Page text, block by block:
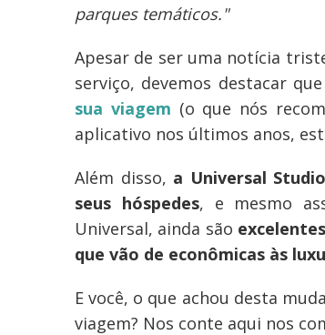
parques temáticos."
Apesar de ser uma notícia
serviço, devemos destacar que
sua viagem (o que nós
aplicativo nos últimos anos,
Além disso, a Universal
seus hóspedes, e mesmo
Universal, ainda são
que vão de econômicas às
E você, o que achou desta
viagem? Nos conte aqui nos